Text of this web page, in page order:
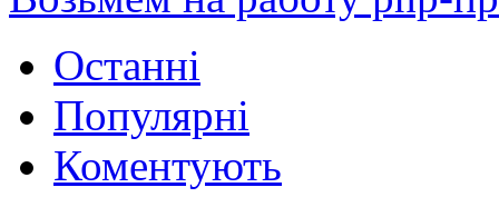
Останні
Популярні
Коментують